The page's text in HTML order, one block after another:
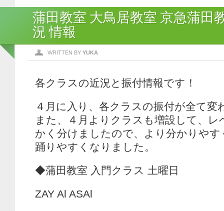
蒲田教室 大鳥居教室 京急蒲田
況 情報
WRITTEN BY YUKA
各クラスの近況と振付情報です！
４月に入り、各クラスの振付が全て変
また、４月よりクラスも増設して、レ
かく分けましたので、より分かりやす
踊りやすくなりました。
◆蒲田教室 入門クラス 土曜日
ZAY Al ASAl